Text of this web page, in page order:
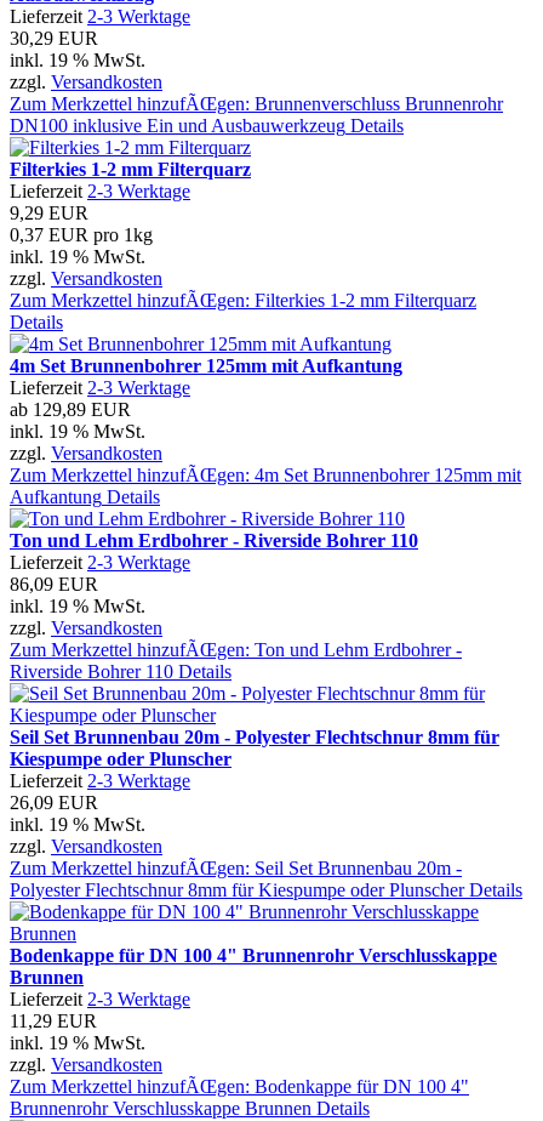
Lieferzeit 2-3 Werktage
30,29 EUR
inkl. 19 % MwSt.
zzgl. Versandkosten
Zum Merkzettel hinzufÃŒgen: Brunnenverschluss Brunnenrohr
DN100 inklusive Ein und Ausbauwerkzeug Details
Filterkies 1-2 mm Filterquarz
Lieferzeit 2-3 Werktage
9,29 EUR
0,37 EUR pro 1kg
inkl. 19 % MwSt.
zzgl. Versandkosten
Zum Merkzettel hinzufÃŒgen: Filterkies 1-2 mm Filterquarz
Details
4m Set Brunnenbohrer 125mm mit Aufkantung
Lieferzeit 2-3 Werktage
ab 129,89 EUR
inkl. 19 % MwSt.
zzgl. Versandkosten
Zum Merkzettel hinzufÃŒgen: 4m Set Brunnenbohrer 125mm mit
Aufkantung Details
Ton und Lehm Erdbohrer - Riverside Bohrer 110
Lieferzeit 2-3 Werktage
86,09 EUR
inkl. 19 % MwSt.
zzgl. Versandkosten
Zum Merkzettel hinzufÃŒgen: Ton und Lehm Erdbohrer -
Riverside Bohrer 110 Details
Seil Set Brunnenbau 20m - Polyester Flechtschnur 8mm für
Kiespumpe oder Plunscher
Lieferzeit 2-3 Werktage
26,09 EUR
inkl. 19 % MwSt.
zzgl. Versandkosten
Zum Merkzettel hinzufÃŒgen: Seil Set Brunnenbau 20m -
Polyester Flechtschnur 8mm für Kiespumpe oder Plunscher Details
Bodenkappe für DN 100 4" Brunnenrohr Verschlusskappe
Brunnen
Lieferzeit 2-3 Werktage
11,29 EUR
inkl. 19 % MwSt.
zzgl. Versandkosten
Zum Merkzettel hinzufÃŒgen: Bodenkappe für DN 100 4"
Brunnenrohr Verschlusskappe Brunnen Details